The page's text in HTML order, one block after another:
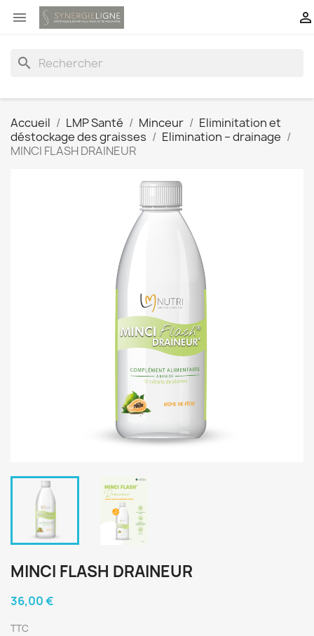
 
search
Accueil LMP Santé Minceur
Eliminitation et
déstockage des graisses
Elimination – drainage
MINCI FLASH DRAINEUR
MINCI FLASH DRAINEUR
36,00 €
TTC